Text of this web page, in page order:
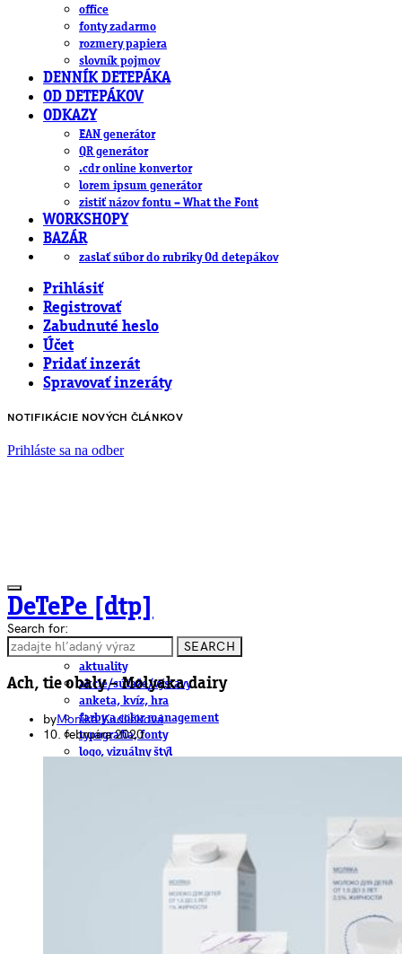
office
fonty zadarmo
rozmery papiera
slovník pojmov
DENNÍK DETEPÁKA
OD DETEPÁKOV
ODKAZY
EAN generátor
QR generátor
.cdr online konvertor
lorem ipsum generátor
zistiť názov fontu – What the Font
WORKSHOPY
BAZÁR
zaslať súbor do rubriky Od detepákov
Prihlásiť
Registrovať
Zabudnuté heslo
Účet
Pridať inzerát
Spravovať inzeráty
NOTIFIKÁCIE NOVÝCH ČLÁNKOV
Prihláste sa na odber
DeTePe [dtp]
ČLÁNKY
aktuality
akcie/súťaže/výstavy
anketa, kvíz, hra
farby a color management
typografia, fonty
logo, vizuálny štýl
Search for:
SEARCH
Ach, tie obaly – Molyaka dairy
byMonika Kudličková
10. februára 2020